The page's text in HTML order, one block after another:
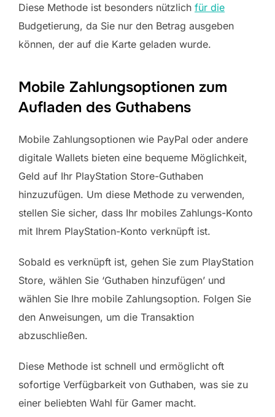
Diese Methode ist besonders nützlich für die
Budgetierung, da Sie nur den Betrag ausgeben
können, der auf die Karte geladen wurde.
Mobile Zahlungsoptionen zum
Aufladen des Guthabens
Mobile Zahlungsoptionen wie PayPal oder andere
digitale Wallets bieten eine bequeme Möglichkeit,
Geld auf Ihr PlayStation Store-Guthaben
hinzuzufügen. Um diese Methode zu verwenden,
stellen Sie sicher, dass Ihr mobiles Zahlungs-Konto
mit Ihrem PlayStation-Konto verknüpft ist.
Sobald es verknüpft ist, gehen Sie zum PlayStation
Store, wählen Sie ‘Guthaben hinzufügen’ und
wählen Sie Ihre mobile Zahlungsoption. Folgen Sie
den Anweisungen, um die Transaktion
abzuschließen.
Diese Methode ist schnell und ermöglicht oft
sofortige Verfügbarkeit von Guthaben, was sie zu
einer beliebten Wahl für Gamer macht.